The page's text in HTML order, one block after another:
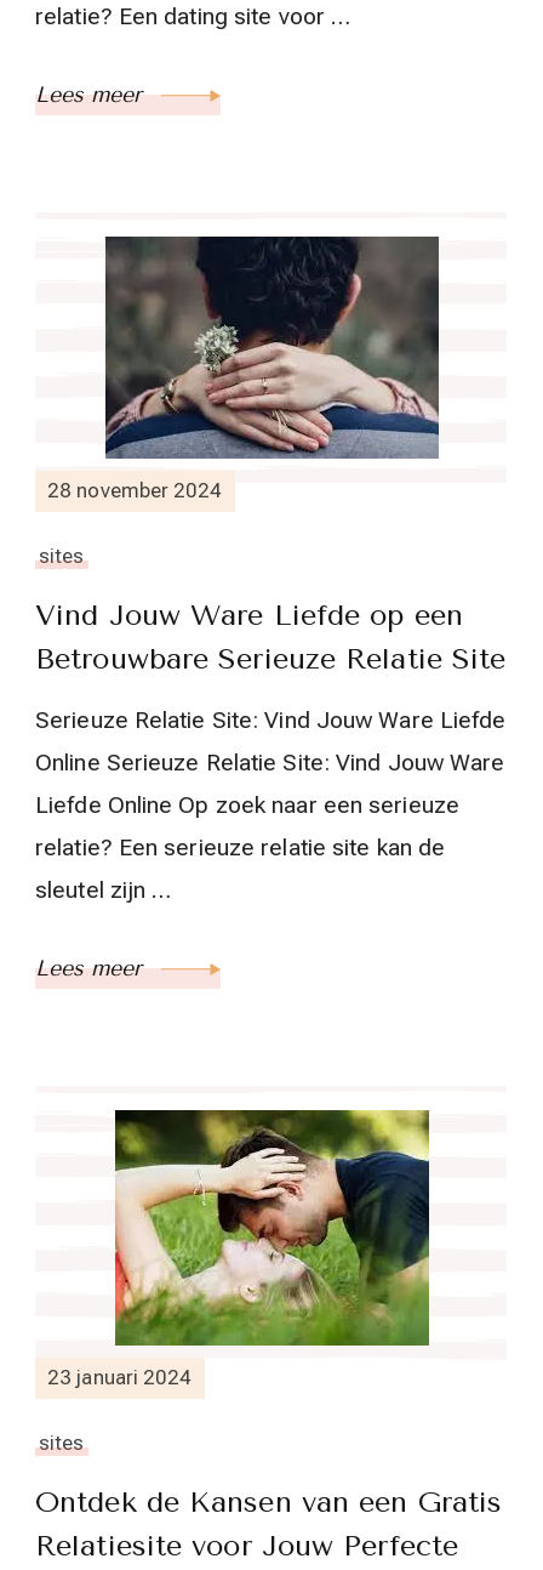
relatie? Een dating site voor …
Lees meer
28 november 2024
sites
Vind Jouw Ware Liefde op een
Betrouwbare Serieuze Relatie Site
Serieuze Relatie Site: Vind Jouw Ware Liefde
Online Serieuze Relatie Site: Vind Jouw Ware
Liefde Online Op zoek naar een serieuze
relatie? Een serieuze relatie site kan de
sleutel zijn …
Lees meer
23 januari 2024
sites
Ontdek de Kansen van een Gratis
Relatiesite voor Jouw Perfecte